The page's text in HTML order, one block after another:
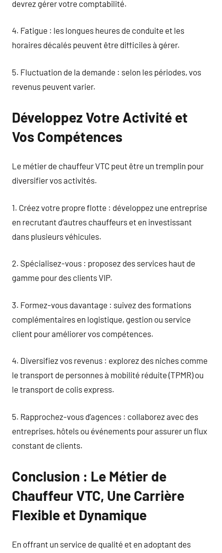
devrez gérer votre comptabilité.
4. Fatigue : les longues heures de conduite et les
horaires décalés peuvent être difficiles à gérer.
5. Fluctuation de la demande : selon les périodes, vos
revenus peuvent varier.
Développez Votre Activité et
Vos Compétences
Le métier de chauffeur VTC peut être un tremplin pour
diversifier vos activités.
1. Créez votre propre flotte : développez une entreprise
en recrutant d’autres chauffeurs et en investissant
dans plusieurs véhicules.
2. Spécialisez-vous : proposez des services haut de
gamme pour des clients VIP.
3. Formez-vous davantage : suivez des formations
complémentaires en logistique, gestion ou service
client pour améliorer vos compétences.
4. Diversifiez vos revenus : explorez des niches comme
le transport de personnes à mobilité réduite (TPMR) ou
le transport de colis express.
5. Rapprochez-vous d’agences : collaborez avec des
entreprises, hôtels ou événements pour assurer un flux
constant de clients.
Conclusion : Le Métier de
Chauffeur VTC, Une Carrière
Flexible et Dynamique
En offrant un service de qualité et en adoptant des